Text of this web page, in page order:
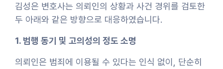
김성은 변호사는 의뢰인의 상황과 사건 경위를 검토한
두 아래와 같은 방향으로 대응하였습니다.
1. 범행 동기 및 고의성의 정도 소명
의뢰인은 범죄에 이용될 수 있다는 인식 없이, 단순히